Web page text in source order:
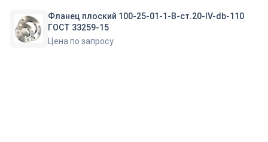
Фланец плоский 100-25-01-1-B-ст.20-IV-db-110
ГОСТ 33259-15
Цена по запросу